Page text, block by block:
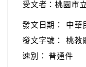
受文者：桃園市
發文日期：
中華
發文字號：
桃教
速別： 普通件